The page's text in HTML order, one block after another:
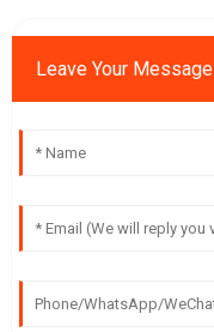
Leave Your Message